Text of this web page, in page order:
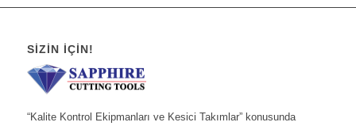
SIZIN İÇIN!
“Kalite Kontrol Ekipmanları ve Kesici Takımlar” konusunda